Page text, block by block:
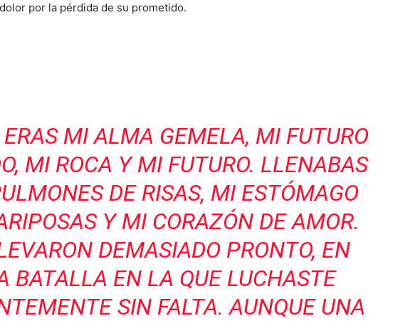
por la pérdida de su prometido.
ERAS MI ALMA GEMELA, MI FUTURO
MI ROCA Y MI FUTURO. LLENABAS
DE RISAS, MI ESTÓMAGO
Y MI CORAZÓN DE AMOR.
DEMASIADO PRONTO, EN
BATALLA EN LA QUE LUCHASTE
SIN FALTA. AUNQUE UNA